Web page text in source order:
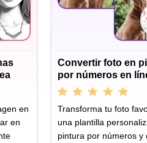
en
en
Convertir foto en
por números en
Transforma tu foto
una plantilla
pintura por números y